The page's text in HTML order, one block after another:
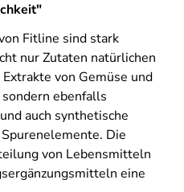
Fitline sind stark
nur Zutaten natürlichen
von Gemüse und
ebenfalls
auch synthetische
Die
von Lebensmitteln
eine